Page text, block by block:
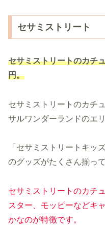
セサミストリート
セサミストリートのカチ
円。
セサミストリートのカチ
サルワンダーランドのエ
「セサミストリートキッ
のグッズがたくさん揃って
セサミストリートのカチ
スター、モッピーなどキ
かなのが特徴です。